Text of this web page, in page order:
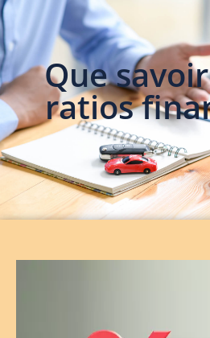
Que
ratios